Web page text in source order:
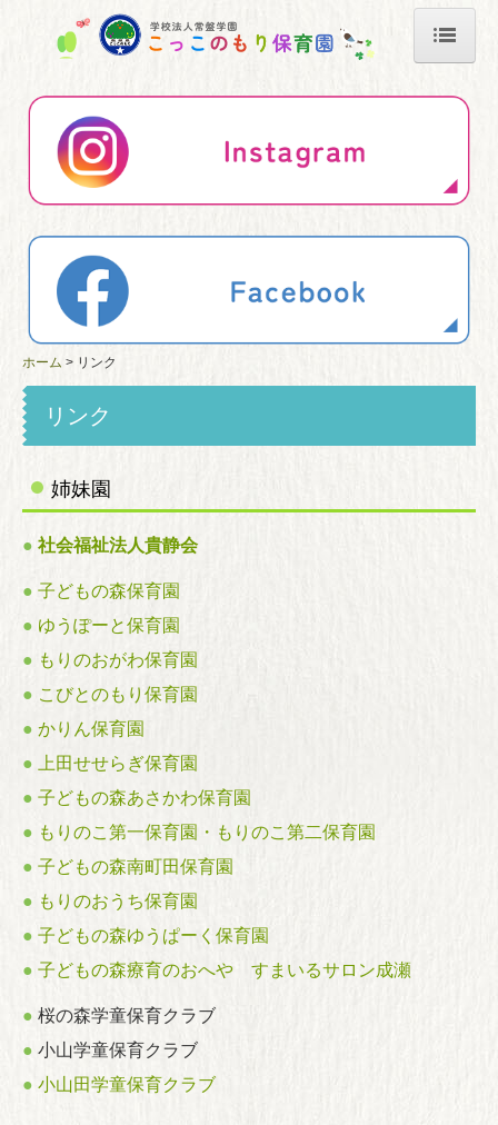
園について
年間行事
園児たちの1日
採用情報
リンク
お問い合わせ
ホーム リンク
リンク
姉妹園
● 社会福祉法人貴静会
● 子どもの森保育園
● ゆうぽーと保育園
● もりのおがわ保育園
● こびとのもり保育園
● かりん保育園
●
上田せせらぎ保育園
● 子どもの森あさかわ保育園
● もりのこ第一保育園・もりのこ第二保育園
● 子どもの森南町田保育園
● もりのおうち保育園
● 子どもの森ゆうぱーく保育園
● 子どもの森療育のおへや すまいるサロン成瀬
● 桜の森学童保育クラブ
● 小山学童保育クラブ
● 小山田学童保育クラブ